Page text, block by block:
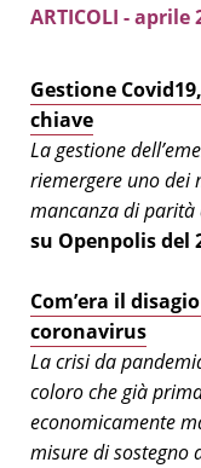
ARTICOLI - aprile
Gestione
chiave
La gestione
riemergere uno dei
mancanza di parità
su Openpolis del
Com’era il
coronavirus
La crisi da
coloro che già
economicamente
misure di sostegno